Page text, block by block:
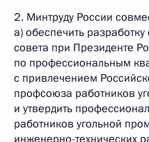
2. Минтруду России
а) обеспечить
совета при Президенте
по профессиональным
с привлечением
профсоюза работников
и утвердить
работников угольной